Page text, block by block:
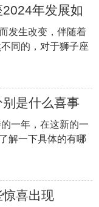
年发展如
发生改变，伴随着
同的，对于狮子座
是什么喜事
一年，在这新的一
解一下具体的有哪
喜出现